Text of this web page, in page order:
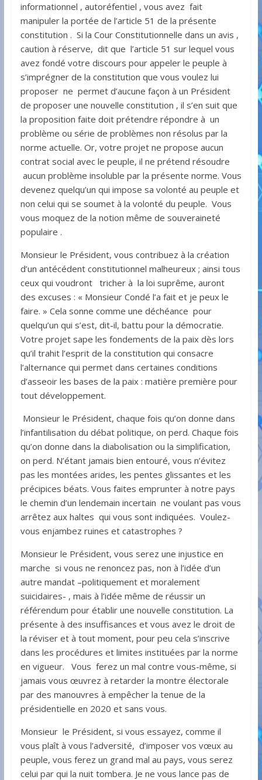
informationnel , autoréfentiel , vous avez fait
manipuler la portée de l’article 51 de la présente
constitution . Si la Cour Constitutionnelle dans un avis ,
caution à réserve, dit que l’article 51 sur lequel vous
avez fondé votre discours pour appeler le peuple à
s’imprégner de la constitution que vous voulez lui
proposer ne permet d’aucune façon à un Président
de proposer une nouvelle constitution , il s’en suit que
la proposition faite doit prétendre répondre à un
problème ou série de problèmes non résolus par la
norme actuelle. Or, votre projet ne propose aucun
contrat social avec le peuple, il ne prétend résoudre
aucun problème insoluble par la présente norme. Vous
devenez quelqu’un qui impose sa volonté au peuple et
non celui qui se soumet à la volonté du peuple. Vous
vous moquez de la notion même de souveraineté
populaire .
Monsieur le Président, vous contribuez à la création
d’un antécédent constitutionnel malheureux ; ainsi tous
ceux qui voudront tricher à la loi suprême, auront
des excuses : « Monsieur Condé l’a fait et je peux le
faire. » Cela sonne comme une déchéance pour
quelqu’un qui s’est, dit-il, battu pour la démocratie.
Votre projet sape les fondements de la paix dès lors
qu’il trahit l’esprit de la constitution qui consacre
l’alternance qui permet dans certaines conditions
d’asseoir les bases de la paix : matière première pour
tout développement.
Monsieur le Président, chaque fois qu’on donne dans
l’infantilisation du débat politique, on perd. Chaque fois
qu’on donne dans la diabolisation ou la simplification,
on perd. N’étant jamais bien entouré, vous n’évitez
pas les montées arides, les pentes glissantes et les
précipices béats. Vous faites emprunter à notre pays
le chemin d’un lendemain incertain ne voulant pas vous
arrêtez aux haltes qui vous sont indiquées. Voulez-
vous enjambez ruines et catastrophes ?
Monsieur le Président, vous serez une injustice en
marche si vous ne renoncez pas, non à l’idée d’un
autre mandat –politiquement et moralement
suicidaires- , mais à l’idée même de réussir un
référendum pour établir une nouvelle constitution. La
présente à des insuffisances et vous avez le droit de
la réviser et à tout moment, pour peu cela s’inscrive
dans les procédures et limites instituées par la norme
en vigueur. Vous ferez un mal contre vous-même, si
jamais vous œuvrez à retarder la montre électorale
par des manouvres à empêcher la tenue de la
présidentielle en 2020 et sans vous.
Monsieur le Président, si vous essayez, comme il
vous plaît à vous l’adversité, d’imposer vos vœux au
peuple, vous ferez un grand mal au pays, vous serez
celui par qui la nuit tombera. Je ne vous lance pas de